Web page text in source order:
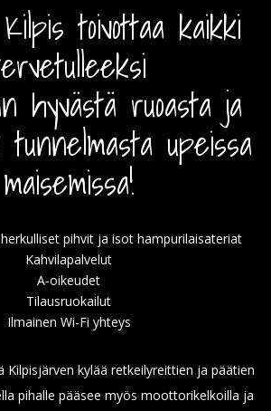
toivottaa kaikki
hyvästä ruoasta ja
tunnelmasta upeissa
maisemissa!
pihvit ja isot hampurilaisateriat
Kahvilapalvelut
A-oikeudet
Tilausruokailut
Ilmainen Wi-Fi yhteys
Kilpisjärven kylää retkeilyreittien ja päätien
pihalle pääsee myös moottorikelkoilla ja